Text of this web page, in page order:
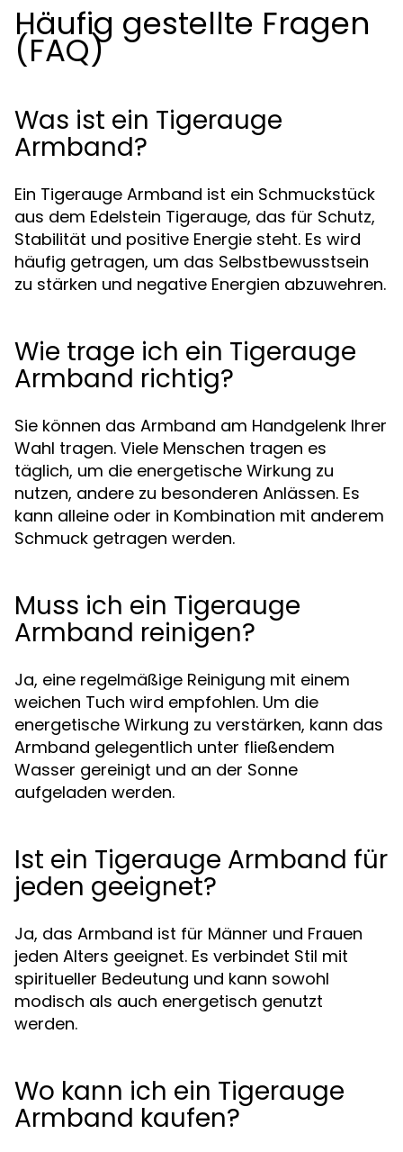
Häufig gestellte Fragen
(FAQ)
Was ist ein Tigerauge
Armband?
Ein Tigerauge Armband ist ein Schmuckstück
aus dem Edelstein Tigerauge, das für Schutz,
Stabilität und positive Energie steht. Es wird
häufig getragen, um das Selbstbewusstsein
zu stärken und negative Energien abzuwehren.
Wie trage ich ein Tigerauge
Armband richtig?
Sie können das Armband am Handgelenk Ihrer
Wahl tragen. Viele Menschen tragen es
täglich, um die energetische Wirkung zu
nutzen, andere zu besonderen Anlässen. Es
kann alleine oder in Kombination mit anderem
Schmuck getragen werden.
Muss ich ein Tigerauge
Armband reinigen?
Ja, eine regelmäßige Reinigung mit einem
weichen Tuch wird empfohlen. Um die
energetische Wirkung zu verstärken, kann das
Armband gelegentlich unter fließendem
Wasser gereinigt und an der Sonne
aufgeladen werden.
Ist ein Tigerauge Armband für
jeden geeignet?
Ja, das Armband ist für Männer und Frauen
jeden Alters geeignet. Es verbindet Stil mit
spiritueller Bedeutung und kann sowohl
modisch als auch energetisch genutzt
werden.
Wo kann ich ein Tigerauge
Armband kaufen?